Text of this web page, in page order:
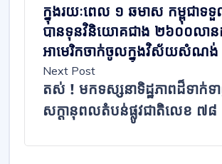
ក្នុងរយៈពេល ១ ឆមាស​ កម្ពុជា​ទ
បានទុនវិនិយោគជាង ​២៦០០លានដុ
អាមេរិកចាក់ចូល​ក្នុងវិស័យ​សំណង់​
Next Post
តស់ ! មកទស្សនាទិដ្ឋភាពដ៏ទាក់
សក្ដានុពលតំបន់ផ្លូវជាតិលេខ ៧៨